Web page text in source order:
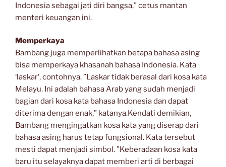
Indonesia sebagai jati diri bangsa,” cetus mantan
menteri keuangan ini.
Memperkaya
Bambang juga memperlihatkan betapa bahasa asing
bisa memperkaya khasanah bahasa Indonesia. Kata
‘laskar’, contohnya. ”Laskar tidak berasal dari kosa kata
Melayu. Ini adalah bahasa Arab yang sudah menjadi
bagian dari kosa kata bahasa Indonesia dan dapat
diterima dengan enak,” katanya.Kendati demikian,
Bambang mengingatkan kosa kata yang diserap dari
bahasa asing harus tetap fungsional. Kata tersebut
mesti dapat menjadi simbol. ”Keberadaan kosa kata
baru itu selayaknya dapat memberi arti di berbagai